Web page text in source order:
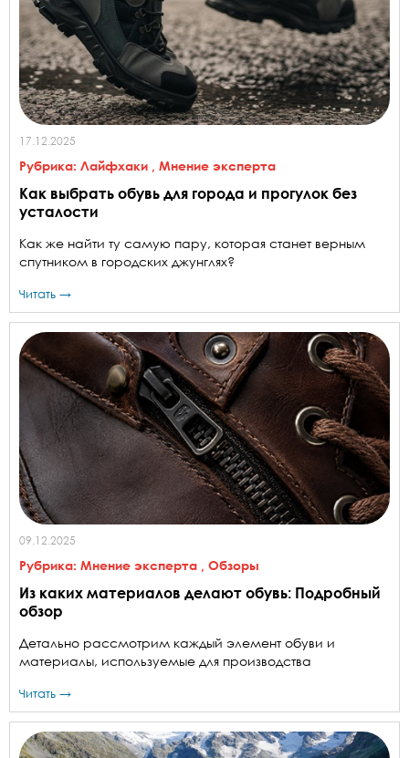
17.12.2025
Рубрика: Лайфхаки , Мнение эксперта
Как выбрать обувь для города и прогулок без
усталости
Как же найти ту самую пару, которая станет верным
спутником в городских джунглях?
Читать →
09.12.2025
Рубрика: Мнение эксперта , Обзоры
Из каких материалов делают обувь: Подробный
обзор
Детально рассмотрим каждый элемент обуви и
материалы, используемые для производства
Читать →